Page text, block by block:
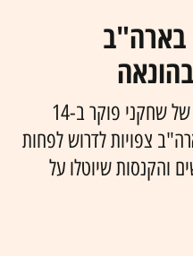
בארה"ב
היום הוקפאו 76 חשבונות בנק של שחקני פוקר ב-14
צפויות לדרוש לפחות
והקנסות שיוטלו על